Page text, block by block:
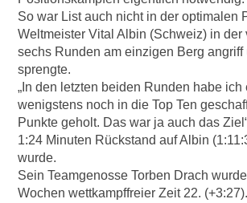
So war List auch nicht in der optimalen
Weltmeister Vital Albin (Schweiz) in der
sechs Runden am einzigen Berg angriff
sprengte.
„In den letzten beiden Runden habe ich
wenigstens noch in die Top Ten
Punkte geholt. Das war ja auch das
1:24 Minuten Rückstand auf Albin
wurde.
Sein Teamgenosse Torben Drach
Wochen wettkampffreier Zeit 22.